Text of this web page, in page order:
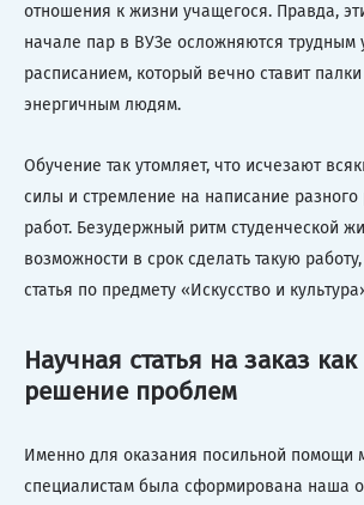
отношения к жизни учащегося. Правда,
начале пар в ВУЗе осложняются трудным
расписанием, который вечно ставит
энергичным людям.
Обучение так утомляет, что исчезают
силы и стремление на написание разного
работ. Безудержный ритм студенческой
возможности в срок сделать такую
статья по предмету «Искусство и
Научная статья на заказ
решение проблем
Именно для оказания посильной помощи
специалистам была сформирована наша